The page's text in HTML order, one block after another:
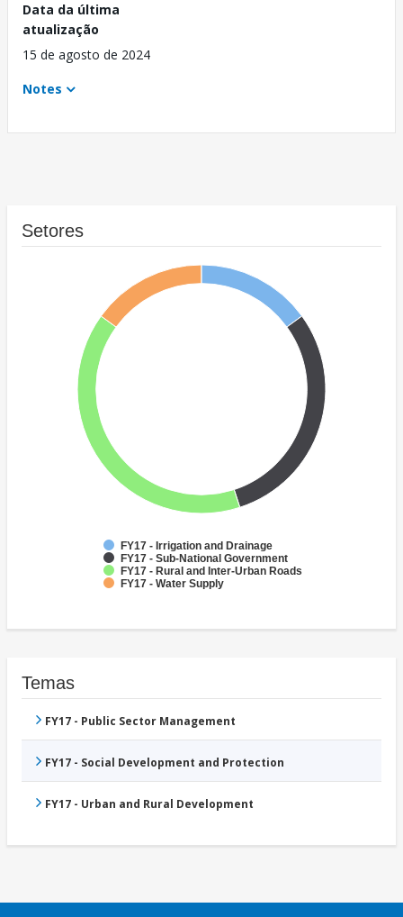
Data da última
atualização
15 de agosto de 2024
Notes
Setores
FY17 - Irrigation and Drainage
FY17 - Sub-National Government
FY17 - Rural and Inter-Urban Roads
FY17 - Water Supply
Temas
FY17 - Public Sector Management
FY17 - Social Development and Protection
FY17 - Urban and Rural Development